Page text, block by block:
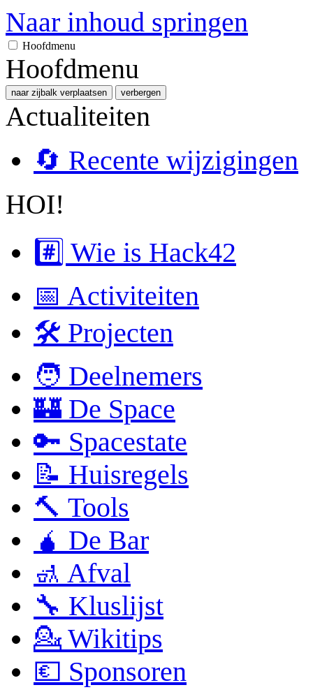
Naar inhoud springen
Hoofdmenu
Hoofdmenu
naar zijbalk verplaatsen verbergen
Actualiteiten
🔄 Recente wijzigingen
HOI!
#️⃣ Wie is Hack42
📅 Activiteiten
🛠 Projecten
🧑 Deelnemers
🏰 De Space
🔑 Spacestate
📝 Huisregels
🔨 Tools
🧉 De Bar
🚮 Afval
🔧 Kluslijst
💁 Wikitips
💶 Sponsoren